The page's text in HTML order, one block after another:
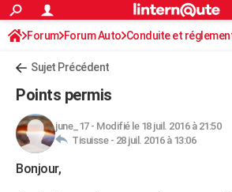
ACTUALITÉS
Politique
Société
Faits Divers
Education
Monde
Villes
+
FINANCE
Retraite
Impôts
Epargne
Immobilier
Risques naturels par ville
Banque
Assurance
Crédit
AUTO
Essais
Réserver un essai
Citadines
Berlines
SUV
Forum auto
+HIGH-TECH
S'inscrire
Connexion
Forum Forum Auto Conduite et
Radars et permis
Sujet Précédent
Points permis
june_17- Modifié le 18 juil. 2016 à 21:50
Tisuisse - 28 juil. 2016 à 13:06
Bonjour,